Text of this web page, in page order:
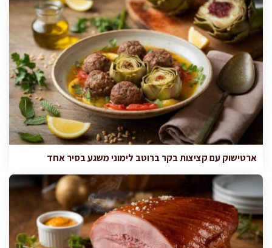
ארטישוק עם קציצות בקר ברוטב לימוני משגע בסיר אחד